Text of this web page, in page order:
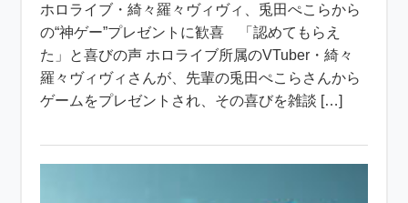
ホロライブ・綺々羅々ヴィヴィ、兎田ぺこらから
の“神ゲー”プレゼントに歓喜 「認めてもらえ
た」と喜びの声 ホロライブ所属のVTuber・綺々
羅々ヴィヴィさんが、先輩の兎田ぺこらさんから
ゲームをプレゼントされ、その喜びを雑談 […]